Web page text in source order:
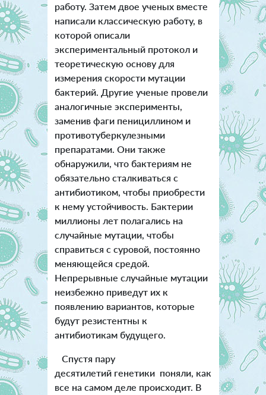
работу. Затем двое ученых вместе
написали классическую работу, в
которой описали
экспериментальный протокол и
теоретическую основу для
измерения скорости мутации
бактерий. Другие ученые провели
аналогичные эксперименты,
заменив фаги пенициллином и
противотуберкулезными
препаратами. Они также
обнаружили, что бактериям не
обязательно сталкиваться с
антибиотиком, чтобы приобрести
к нему устойчивость. Бактерии
миллионы лет полагались на
случайные мутации, чтобы
справиться с суровой, постоянно
меняющейся средой.
Непрерывные случайные мутации
неизбежно приведут их к
появлению вариантов, которые
будут резистентны к
антибиотикам будущего.
Спустя пару
десятилетий генетики поняли, как
все на самом деле происходит. В